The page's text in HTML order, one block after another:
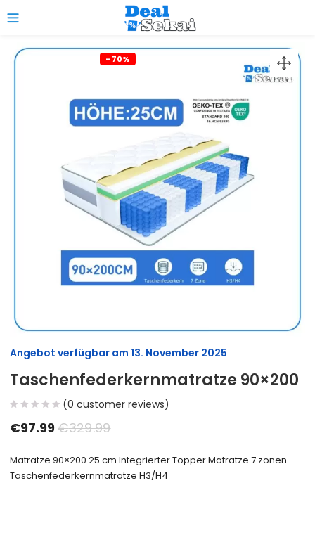
- 70%
Angebot verfügbar am13. November 2025
Taschenfederkernmatratze 90×200
(0 customer reviews)
€97.99€329.99
Matratze 90×200 25 cm Integrierter Topper Matratze 7 zonen
Taschenfederkernmatratze H3/H4